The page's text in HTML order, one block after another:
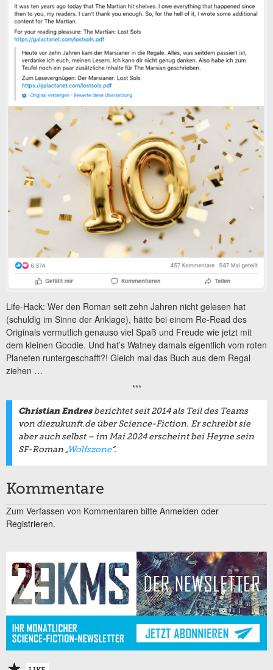
Life-Hack: Wer den Roman seit zehn Jahren nicht gelesen hat
(schuldig im Sinne der Anklage), hätte bei einem Re-Read des
Originals vermutlich genauso viel Spaß und Freude wie jetzt mit
dem kleinen Goodie. Und hat’s Watney damals eigentlich vom roten
Planeten runtergeschafft?! Gleich mal das Buch aus dem Regal
ziehen …
***
Christian Endresberichtet seit 2014 als Teil des Teams
von diezukunft.de über Science-Fiction. Er schreibt sie
aber auch selbst – im Mai 2024 erscheint bei Heyne sein
SF-Roman „Wolfszone“.
Kommentare
Zum Verfassen von Kommentaren bitte Anmelden oder
Registrieren.